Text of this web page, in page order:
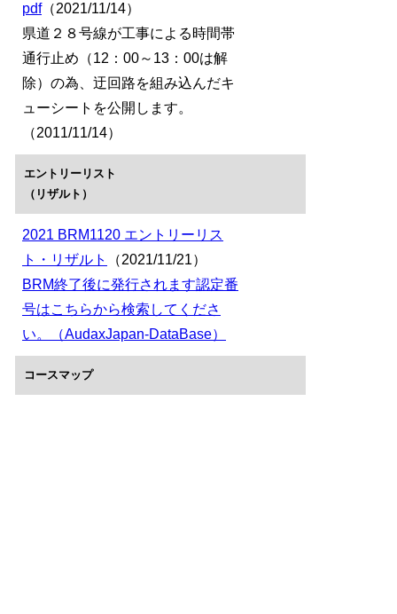
pdf（2021/11/14）
県道２８号線が工事による時間帯
通行止め（12：00～13：00は解
除）の為、迂回路を組み込んだキ
ューシートを公開します。
（2011/11/14）
エントリーリスト
（リザルト）
2021 BRM1120 エントリーリス
ト・リザルト
（2021/11/21）
BRM終了後に発行されます認定番
号はこちらから検索してくださ
い。（AudaxJapan-DataBase）
コースマップ